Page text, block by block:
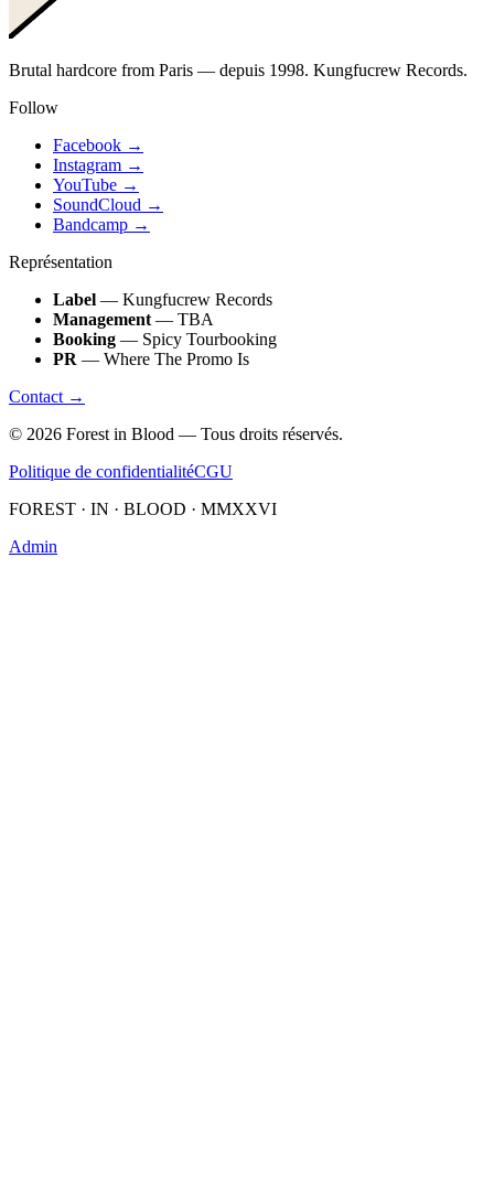
Brutal hardcore from Paris — depuis 1998. Kungfucrew Records.
Follow
Facebook →
Instagram →
YouTube →
SoundCloud →
Bandcamp →
Représentation
Label — Kungfucrew Records
Management — TBA
Booking — Spicy Tourbooking
PR — Where The Promo Is
Contact →
© 2026 Forest in Blood — Tous droits réservés.
Politique de confidentialitéCGU
FOREST · IN · BLOOD · MMXXVI
Admin